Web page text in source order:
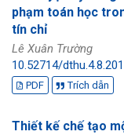
phạm toán học
tín chỉ
Lê Xuân Trường
10.52714/
PDF Trích dẫn
Thiết kế chế tạo